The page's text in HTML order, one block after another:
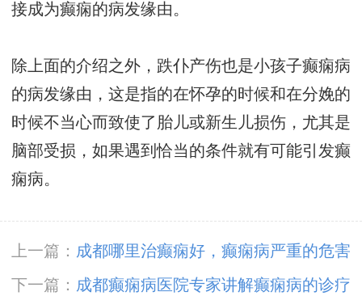
接成为癫痫的病发缘由。
除上面的介绍之外，跌仆产伤也是小孩子癫痫病
的病发缘由，这是指的在怀孕的时候和在分娩的
时候不当心而致使了胎儿或新生儿损伤，尤其是
脑部受损，如果遇到恰当的条件就有可能引发癫
痫病。
上一篇： 成都哪里治癫痫好，癫痫病严重的危害
有什么
下一篇： 成都癫痫病医院专家讲解癫痫病的诊疗